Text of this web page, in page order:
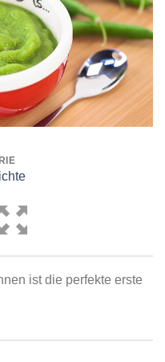
ist die perfekte erste